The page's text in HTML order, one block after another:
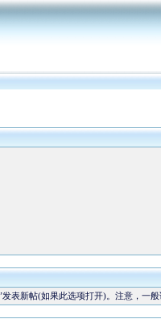
新帖(如果此选项打开)。注意，一般